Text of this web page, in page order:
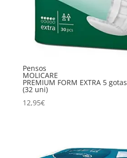
Pensos
MOLICARE
PREMIUM FORM EXTRA 5 gotas
(32 uni)
12,95€